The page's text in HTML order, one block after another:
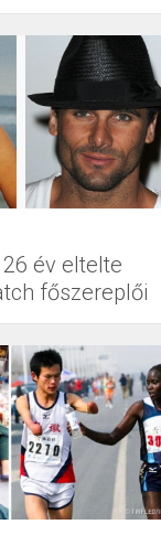
év eltelte
főszereplői